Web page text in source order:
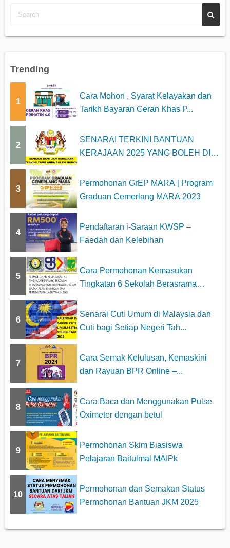
Trending
1
Cara Mohon , Syarat Kelayakan dan
Tarikh Bayaran Geran Khas P...
2
SENARAI TERKINI BANTUAN
KERAJAAN 2025 YANG BOLEH DI
3
Permohonan GrEP MARA [ Program
Graduan Cemerlang MARA 2023
4
Pendaftaran i-Saraan KWSP –
Faedah dan Kelebihan
5
Cara Permohonan Kemasukan
Tingkatan 6 Sekolah Berasrama
6
Senarai Cuti Umum di Malaysia dan
Cuti bagi Setiap Negeri Tah...
7
Cara Semak Kelulusan, Kemaskini
dan Rayuan BPR Online –...
8
Cara Baca dan Menggunakan Pulse
Oximeter dengan betul
9
Permohonan Skim Biasiswa
Pelajaran Baitulmal MAIPk
10
Permohonan dan Semakan Status
Permohonan Bantuan JKM 2025